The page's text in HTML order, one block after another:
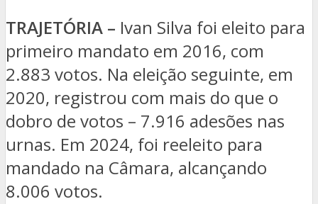
TRAJETÓRIA – Ivan Silva foi eleito para
primeiro mandato em 2016, com
2.883 votos. Na eleição seguinte, em
2020, registrou com mais do que o
dobro de votos – 7.916 adesões nas
urnas. Em 2024, foi reeleito para
mandado na Câmara, alcançando
8.006 votos.